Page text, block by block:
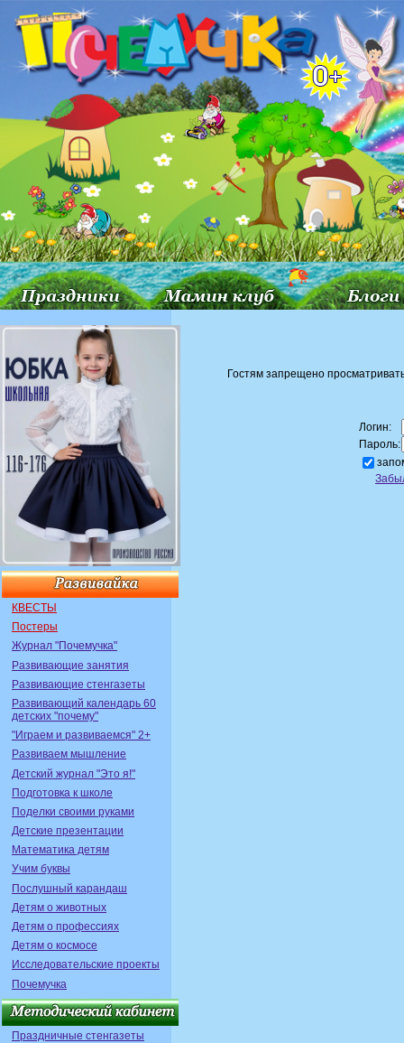
КВЕСТЫ
Постеры
Журнал "Почемучка"
Развивающие занятия
Развивающие стенгазеты
Развивающий календарь 60
детских "почему"
"Играем и развиваемся" 2+
Развиваем мышление
Детский журнал "Это я!"
Подготовка к школе
Поделки своими руками
Детские презентации
Математика детям
Учим буквы
Послушный карандаш
Детям о животных
Детям о профессиях
Детям о космосе
Исследовательские проекты
Почемучка
Праздничные стенгазеты
Гостям запрещено
Логин:
Пароль: